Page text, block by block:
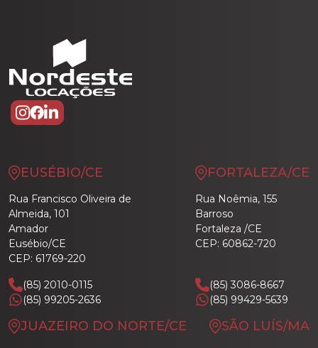
EUSÉBIO/CE
Rua Francisco Oliveira de
Almeida, 101
Amador
Eusébio/CE
CEP: 61769-220
(85) 2010-0115
(85) 99205-2636
FORTALEZA/CE
Rua Noêmia, 155
Barroso
Fortaleza /CE
CEP: 60862-720
(85) 3086-8667
(85) 99429-5639
JUAZEIRO DO NORTE/CE SÃO LUÍS/MA